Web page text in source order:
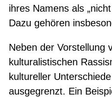
ihres Namens als
Dazu gehören
Neben der Vorstellung
kulturalistischen
kultureller
ausgegrenzt. Ein